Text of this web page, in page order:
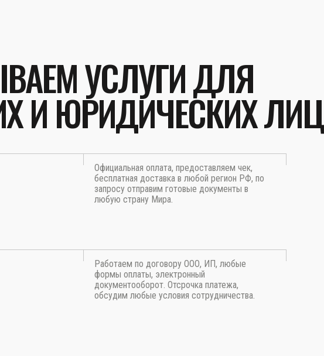
УСЛУГИ ДЛЯ
И ЮРИДИЧЕСКИХ ЛИЦ
Официальная оплата, предоставляем чек,
бесплатная доставка в любой регион РФ, по
запросу отправим готовые документы в
любую страну Мира.
Работаем по договору ООО, ИП, любые
формы оплаты, электронный
документооборот. Отсрочка платежа,
обсудим любые условия сотрудничества.